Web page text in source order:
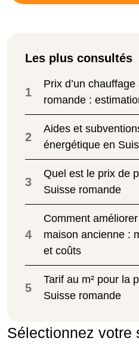
Les plus consultés
1
Prix d’un
romande :
2
Aides et
énergétique en
3
Quel est le prix de
Suisse romande
4
Comment améliorer
maison ancienne :
et coûts
5
Tarif au m² pour la
Suisse romande
Sélectionnez votre